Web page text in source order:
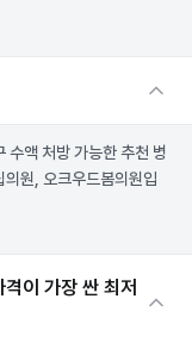
수액 처방 가능한 추천 병
원, 오크우드봄의원입
이 가장 싼 최저